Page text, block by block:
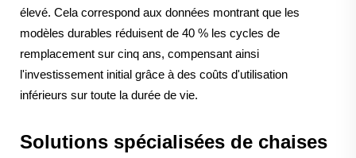
élevé. Cela correspond aux données montrant que les
modèles durables réduisent de 40 % les cycles de
remplacement sur cinq ans, compensant ainsi
l'investissement initial grâce à des coûts d'utilisation
inférieurs sur toute la durée de vie.
Solutions spécialisées de chaises